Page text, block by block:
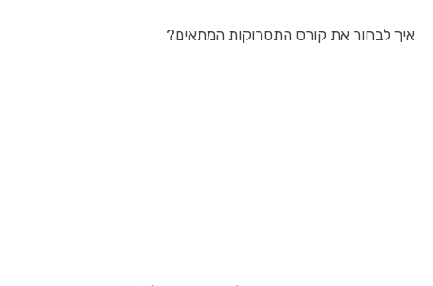
איך לבחור את קורס התסרוקות המתאים?